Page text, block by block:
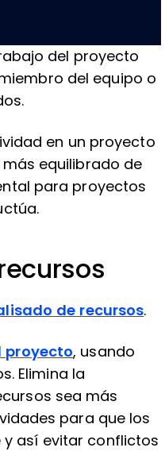
del proyecto
del equipo o
en un proyecto
equilibrado de
para proyectos
de recursos.
proyecto, usando
Elimina la
sea más
para que los
así evitar conflictos